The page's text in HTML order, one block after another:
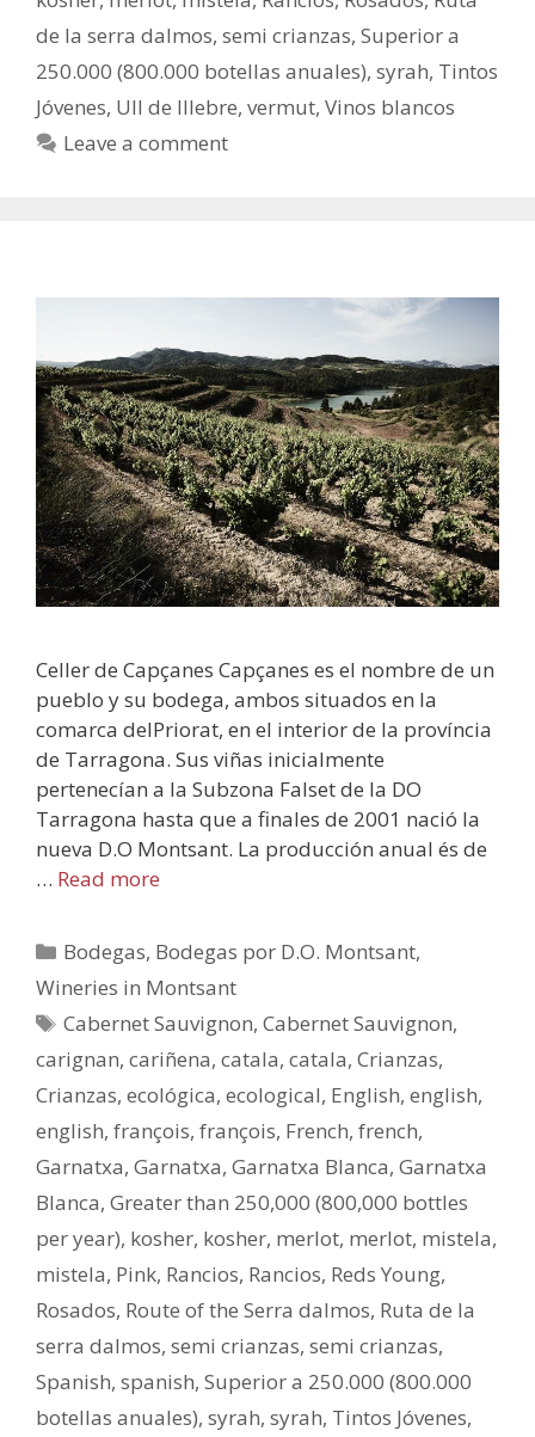
de la serra dalmos, semi crianzas, Superior a
250.000 (800.000 botellas anuales), syrah, Tintos
Jóvenes, Ull de lllebre, vermut, Vinos blancos
Leave a comment
Celler de Capçanes Capçanes es el nombre de un
pueblo y su bodega, ambos situados en la
comarca delPriorat, en el interior de la província
de Tarragona. Sus viñas inicialmente
pertenecían a la Subzona Falset de la DO
Tarragona hasta que a finales de 2001 nació la
nueva D.O Montsant. La producción anual és de
… Read more
Bodegas, Bodegas por D.O. Montsant,
Wineries in Montsant
Cabernet Sauvignon,Cabernet Sauvignon,
carignan, cariñena, catala, catala, Crianzas,
Crianzas, ecológica, ecological, English, english,
english, françois, françois, French, french,
Garnatxa, Garnatxa, Garnatxa Blanca, Garnatxa
Blanca, Greater than 250,000 (800,000 bottles
per year), kosher, kosher, merlot, merlot, mistela,
mistela, Pink, Rancios, Rancios, Reds Young,
Rosados, Route of the Serra dalmos, Ruta de la
serra dalmos, semi crianzas, semi crianzas,
Spanish, spanish, Superior a 250.000 (800.000
botellas anuales), syrah, syrah, Tintos Jóvenes,